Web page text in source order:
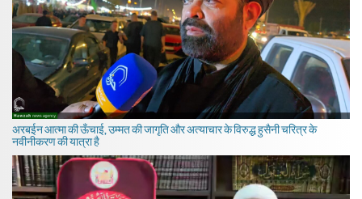
अरबईन आत्मा की ऊँचाई, उम्मत की जागृति और अत्याचार के विरुद्ध हुसैनी चरित्र के
नवीनीकरण की यात्रा है